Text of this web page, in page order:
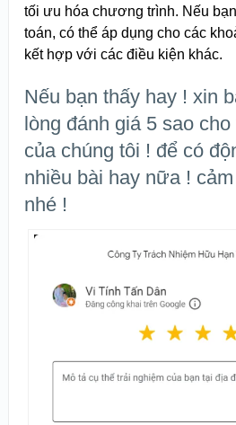
tối ưu hóa chương trình. Nếu
toán, có thể áp dụng cho các
kết hợp với các điều kiện khác.
Nếu bạn thấy hay ! xin
lòng đánh giá 5 sao
của chúng tôi ! để có
nhiều bài hay nữa !
nhé !